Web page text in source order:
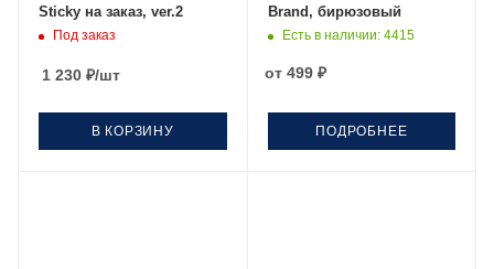
Sticky на заказ, ver.2
Под заказ
1 230 ₽/шт
В КОРЗИНУ
Brand, бирюзовый
Есть в наличии: 4415
от 499 ₽
ПОДРОБНЕЕ